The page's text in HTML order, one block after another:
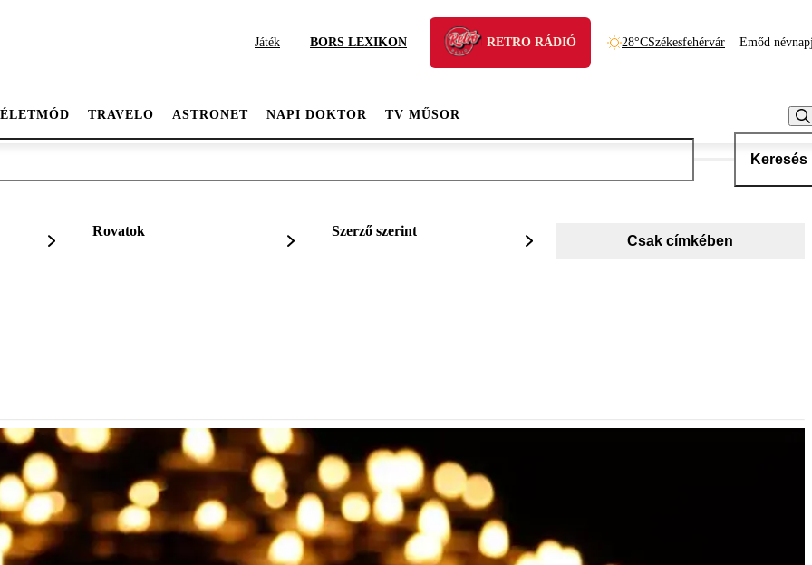
Játék BORS LEXIKON RETRO RÁDIÓ 28°CSzékesfehérvár Emőd
ÉLETMÓD TRAVELO ASTRONET NAPI DOKTOR TV MŰSOR
Keresés
Rovatok Szerző szerint
Csak címkében